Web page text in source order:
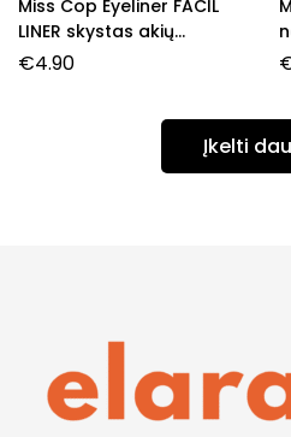
Miss Cop Eyeliner FACIL
LINER skystas akių
pravedimas, 01- Noir, 3 g.
€4.90
Įkelti